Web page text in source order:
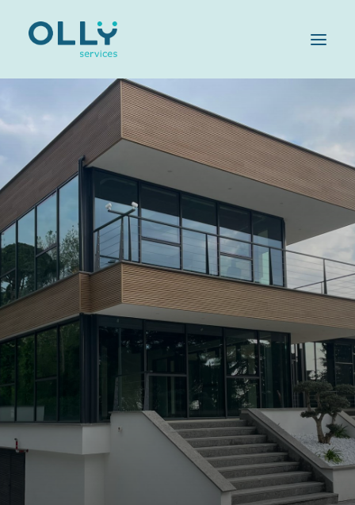
HOME
AZIENDA
SERVIZI
SOSTENIBILITÀ
OLLY FAMILY
LAVORA CON NOI
MAGAZINE
CONTATTI